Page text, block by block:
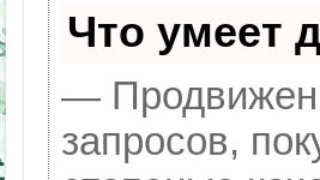
Что умеет
—
запросов,